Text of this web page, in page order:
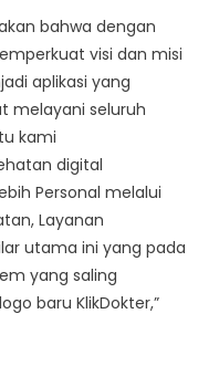
bahwa dengan
visi dan misi
aplikasi yang
melayani seluruh
kami
digital
Personal melalui
Layanan
utama ini yang pada
yang saling
baru KlikDokter,”